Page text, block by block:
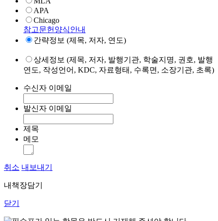
APA
Chicago
참고문헌양식안내
간략정보 (제목, 저자, 연도)
상세정보 (제목, 저자, 발행기관, 학술지명, 권호, 발행
연도, 작성언어, KDC, 자료형태, 수록면, 소장기관, 초록)
수신자 이메일
발신자 이메일
제목
메모
취소 내보내기
내책장담기
닫기